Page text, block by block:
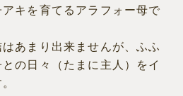
キを育てるアラフォー母で
あまり出来ませんが、ふふ
の日々（たまに主人）をイ